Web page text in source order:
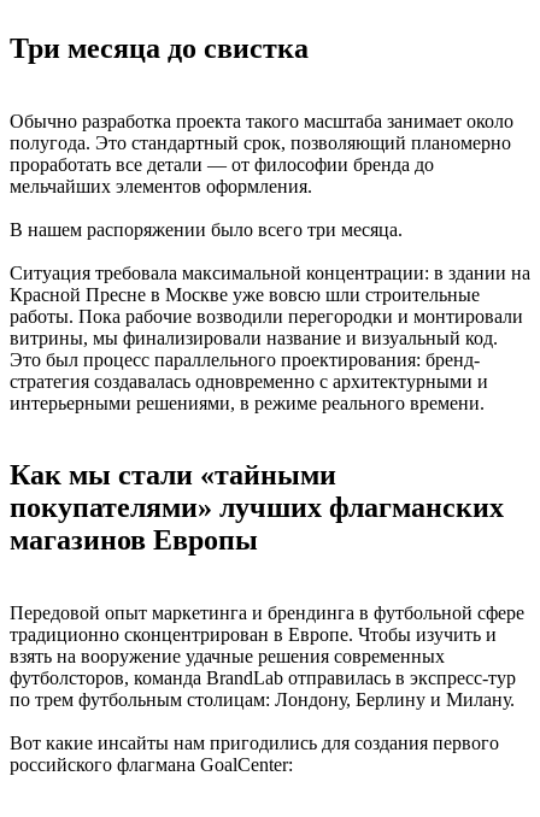
Три месяца до свистка
Обычно разработка проекта такого масштаба занимает около
полугода. Это стандартный срок, позволяющий планомерно
проработать все детали — от философии бренда до
мельчайших элементов оформления.
В нашем распоряжении было всего три месяца.
Ситуация требовала максимальной концентрации: в здании на
Красной Пресне в Москве уже вовсю шли строительные
работы. Пока рабочие возводили перегородки и монтировали
витрины, мы финализировали название и визуальный код.
Это был процесс параллельного проектирования: бренд-
стратегия создавалась одновременно с архитектурными и
интерьерными решениями, в режиме реального времени.
Как мы стали «тайными
покупателями» лучших флагманских
магазинов Европы
Передовой опыт маркетинга и брендинга в футбольной сфере
традиционно сконцентрирован в Европе. Чтобы изучить и
взять на вооружение удачные решения современных
футболсторов, команда BrandLab отправилась в экспресс-тур
по трем футбольным столицам: Лондону, Берлину и Милану.
Вот какие инсайты нам пригодились для создания первого
российского флагмана GoalCenter: